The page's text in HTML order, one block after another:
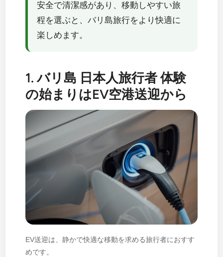
安全で清潔感があり、移動しやすい旅
程を選ぶと、バリ島旅行をより快適に
楽しめます。
1. バリ島 日本人旅行者 体験
の始まりはEV空港送迎から
EV送迎は、静かで快適な移動を求める旅行者におすす
めです。